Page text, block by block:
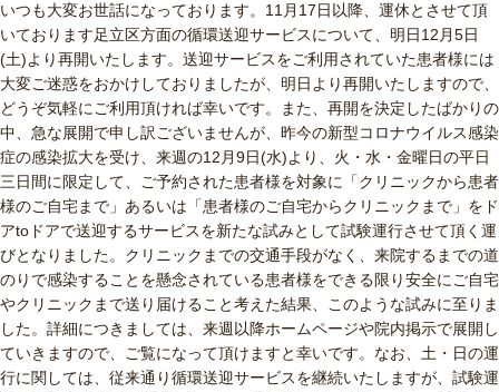
いつも大変お世話になっております。11月17日以降、運休とさせて頂
いております足立区方面の循環送迎サービスについて、明日12月5日
(土)より再開いたします。送迎サービスをご利用されていた患者様には
大変ご迷惑をおかけしておりましたが、明日より再開いたしますので、
どうぞ気軽にご利用頂ければ幸いです。また、再開を決定したばかりの
中、急な展開で申し訳ございませんが、昨今の新型コロナウイルス感染
症の感染拡大を受け、来週の12月9日(水)より、火・水・金曜日の平日
三日間に限定して、ご予約された患者様を対象に「クリニックから患者
様のご自宅まで」あるいは「患者様のご自宅からクリニックまで」をド
アtoドアで送迎するサービスを新たな試みとして試験運行させて頂く運
びとなりました。クリニックまでの交通手段がなく、来院するまでの道
のりで感染することを懸念されている患者様をできる限り安全にご自宅
やクリニックまで送り届けること考えた結果、このような試みに至りま
した。詳細につきましては、来週以降ホームページや院内掲示で展開し
ていきますので、ご覧になって頂けますと幸いです。なお、土・日の運
行に関しては、従来通り循環送迎サービスを継続いたしますが、試験運